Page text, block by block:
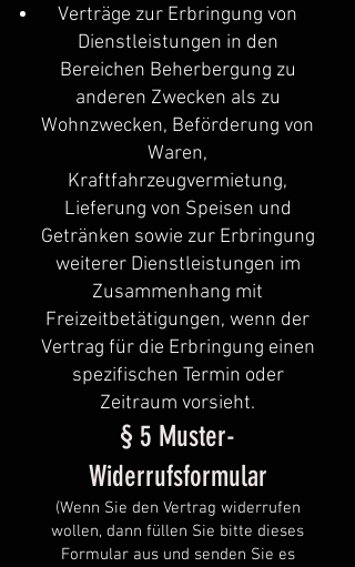
Verträge zur Erbringung von
Dienstleistungen in den
Bereichen Beherbergung zu
anderen Zwecken als zu
Wohnzwecken, Beförderung von
Waren,
Kraftfahrzeugvermietung,
Lieferung von Speisen und
Getränken sowie zur Erbringung
weiterer Dienstleistungen im
Zusammenhang mit
Freizeitbetätigungen, wenn der
Vertrag für die Erbringung einen
spezifischen Termin oder
Zeitraum vorsieht.
§ 5 Muster-
Widerrufsformular
(Wenn Sie den Vertrag widerrufen
wollen, dann füllen Sie bitte dieses
Formular aus und senden Sie es